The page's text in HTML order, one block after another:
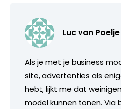
Luc van Poelje
Als je met je business
site, advertenties als
hebt, lijkt me dat
model kunnen tonen. Via